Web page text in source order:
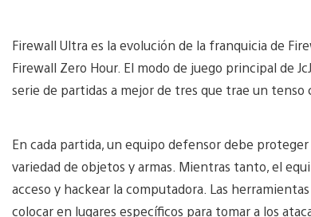
Firewall Ultra es la evolución de la franquicia de
Firewall Zero Hour. El modo de juego principal de
serie de partidas a mejor de tres que trae un tenso
En cada partida, un equipo defensor debe
variedad de objetos y armas. Mientras tanto, el
acceso y hackear la computadora. Las
colocar en lugares específicos para tomar a los